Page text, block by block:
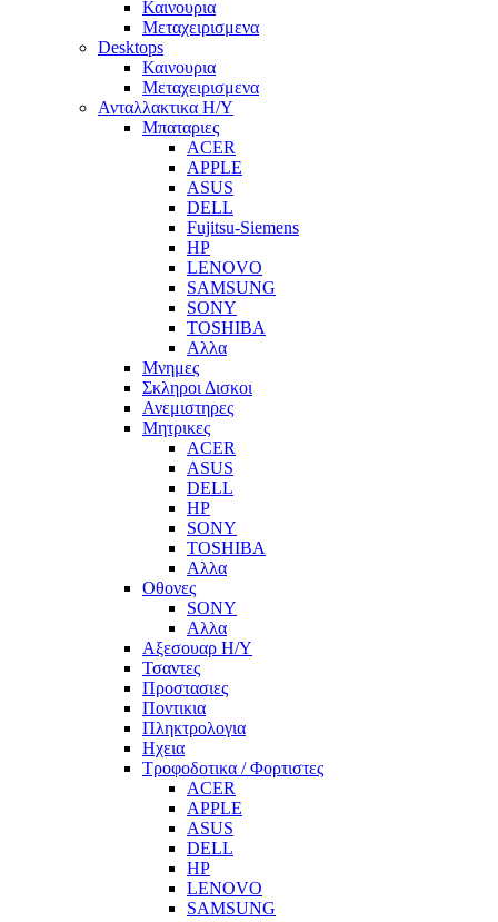
Καινουρια
Μεταχειρισμενα
Desktops
Καινουρια
Μεταχειρισμενα
Ανταλλακτικα H/Y
Μπαταριες
ACER
APPLE
ASUS
DELL
Fujitsu-Siemens
HP
LENOVO
SAMSUNG
SONY
TOSHIBA
Αλλα
Μνημες
Σκληροι Δισκοι
Ανεμιστηρες
Μητρικες
ACER
ASUS
DELL
HP
SONY
TOSHIBA
Αλλα
Οθονες
SONY
Αλλα
Αξεσουαρ Η/Υ
Τσαντες
Προστασιες
Ποντικια
Πληκτρολογια
Ηχεια
Τροφοδοτικα / Φορτιστες
ACER
APPLE
ASUS
DELL
HP
LENOVO
SAMSUNG